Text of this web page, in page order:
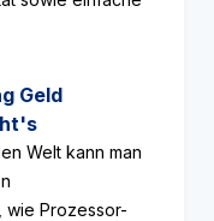
Geld
Welt kann man
wie Prozessor-